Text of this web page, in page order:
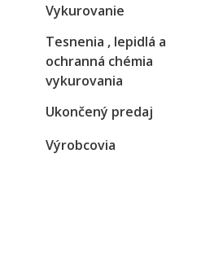
Vykurovanie
Tesnenia , lepidlá a
ochranná chémia
vykurovania
Ukončený predaj
Výrobcovia